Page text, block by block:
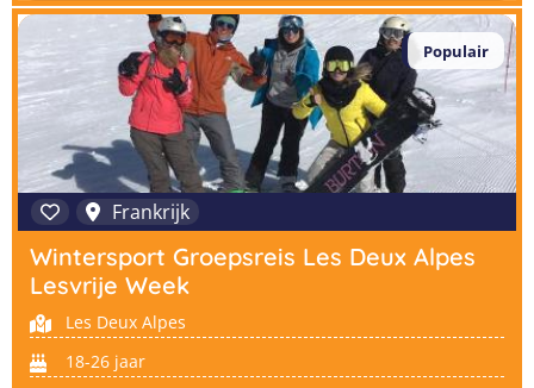
Pretpark Kampen
Populair
Frankrijk
Wintersport Groepsreis Les Deux Alpes
Lesvrije Week
Les Deux Alpes
18-26 jaar